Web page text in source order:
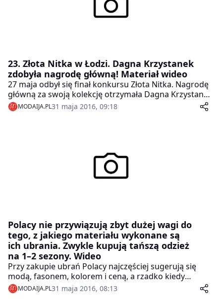
23. Złota Nitka w Łodzi. Dagna Krzystanek
zdobyła nagrodę główną! Materiał wideo
27 maja odbył się finał konkursu Złota Nitka. Nagrodę
główną za swoją kolekcję otrzymała Dagna Krzystanek
– nagroda to 10 000 zł oraz pomoc w promocji kolekcji.
MODAIJA.PL31 maja 2016, 09:18
Polacy nie przywiązują zbyt dużej wagi do
tego, z jakiego materiału wykonane są
ich ubrania. Zwykle kupują tańszą odzież
na 1–2 sezony. Wideo
Przy zakupie ubrań Polacy najczęściej sugerują się
modą, fasonem, kolorem i ceną, a rzadko kiedy
zwracają uwagę na to, z jakiego materiału został
wykonany dany produkt. W szafach przeważa odzież z
MODAIJA.PL31 maja 2016, 08:13